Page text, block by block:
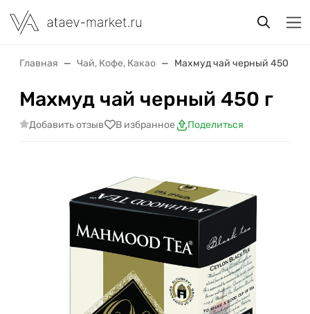
Главная Чай, Кофе, Какао Махмуд чай черный 450 г
Махмуд чай черный 450 г
Добавить отзыв В избранное Поделиться